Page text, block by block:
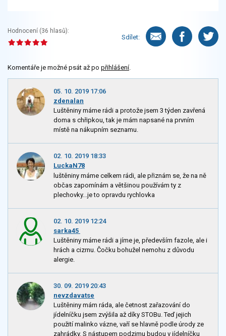
Hodnocení (36 hlasů):
Sdílet:
Komentáře je možné psát až po přihlášení.
05. 10. 2019 17:06
zdenalan
Luštěniny máme rádi a protože jsem 3 týden zavřená
doma s chřipkou, tak je mám napsané na prvním
místě na nákupním seznamu.
02. 10. 2019 18:33
LuckaN78
luštěniny máme celkem rádi, ale přiznám se, že na ně
občas zapomínám a většinou používám ty z
plechovky...je to opravdu rychlovka
02. 10. 2019 12:24
sarka45
Luštěniny máme rádi a jíme je, především fazole, ale i
hrách a cizrnu. Čočku bohužel nemohu z důvodu
alergie.
30. 09. 2019 20:43
nevzdavatse
Luštěniny mám ráda, ale četnost zařazování do
jídelníčku jsem zvýšila až díky STOBu. Teď jejich
použití malinko vázne, vaří se hlavně podle úrody ze
zahrádky. S nástupem podzimu budou v jídelníčku